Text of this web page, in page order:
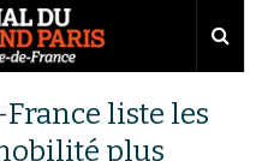
France liste les
plus